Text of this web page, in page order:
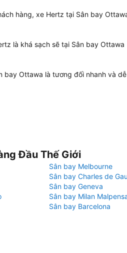
hàng, xe Hertz tại Sân bay
là khá sạch sẽ tại Sân bay Ottawa
bay Ottawa là tương đối nhanh và
Đầu Thế Giới
Sân bay Melbourne
Sân bay Charles de
Sân bay Geneva
Sân bay Milan
Sân bay Barcelona